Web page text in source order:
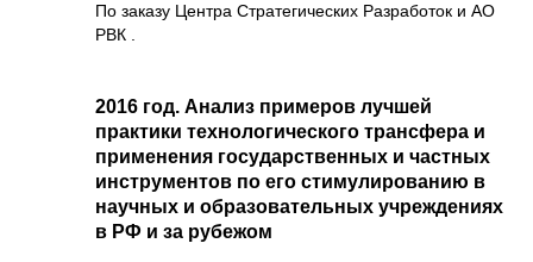
По заказу Центра Стратегических Разработок и АО
РВК .
2016 год. Анализ примеров лучшей
практики технологического трансфера и
применения государственных и частных
инструментов по его стимулированию в
научных и образовательных учреждениях
в РФ и за рубежом